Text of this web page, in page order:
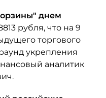
днем
рубля, что на 9
торгового
укрепления
аналитик